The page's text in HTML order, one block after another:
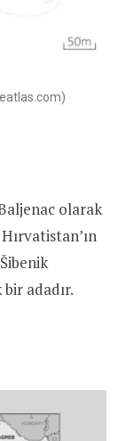
olarak
adadır.